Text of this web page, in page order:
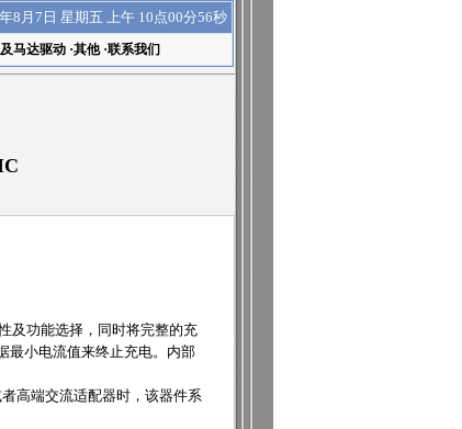
8月7日 星期五 上午 10点00分56秒
马达驱动·其他·联系我们
及功能选择，同时将完整的充
最小电流值来终止充电。内部
高端交流适配器时，该器件系